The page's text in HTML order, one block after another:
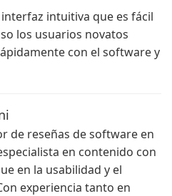
intuitiva que es fácil
los usuarios novatos
con el software y
de reseñas de software en
en contenido con
en la usabilidad y el
experiencia tanto en